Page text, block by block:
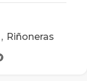
, Riñoneras